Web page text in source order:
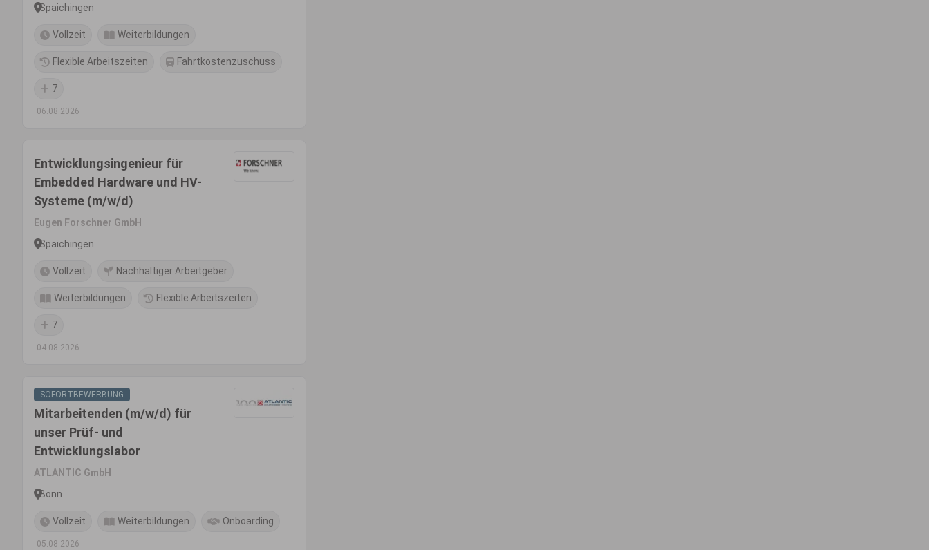
Spaichingen
Vollzeit Weiterbildungen
Flexible Arbeitszeiten Fahrtkostenzuschuss
7
06.08.2026
Entwicklungsingenieur für
Embedded Hardware und HV-
Systeme (m/w/d)
Eugen Forschner GmbH
Spaichingen
Vollzeit Nachhaltiger Arbeitgeber
Weiterbildungen Flexible Arbeitszeiten
7
04.08.2026
SOFORTBEWERBUNG
Mitarbeitenden (m/w/d) für
unser Prüf- und
Entwicklungslabor
ATLANTIC GmbH
Bonn
Vollzeit Weiterbildungen Onboarding
05.08.2026